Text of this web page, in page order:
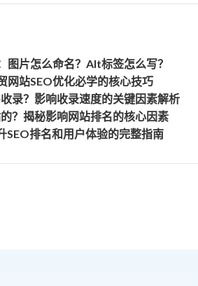
图片怎么命名？Alt标签怎么写？
网站SEO优化必学的核心技巧
录？影响收录速度的关键因素解析
？揭秘影响网站排名的核心因素
SEO排名和用户体验的完整指南